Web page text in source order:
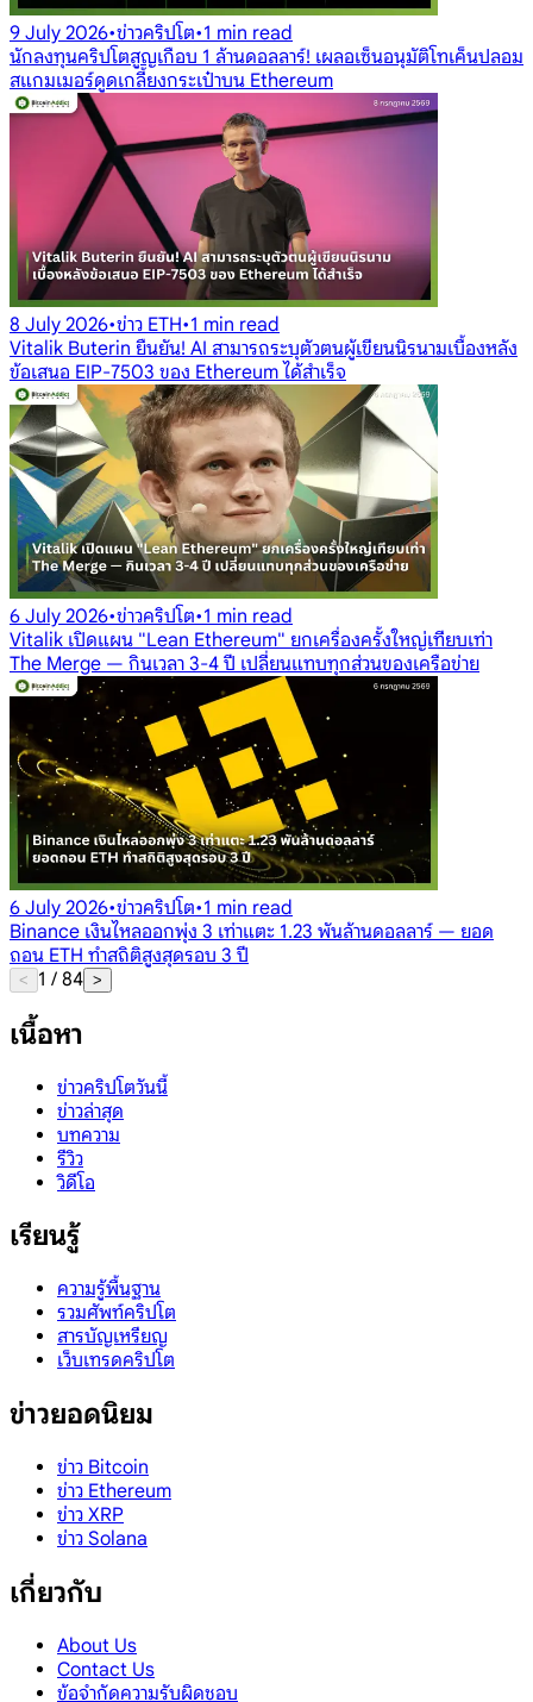
9 July 2026•ข่าวคริปโต•1 min read
นักลงทุนคริปโตสูญเกือบ 1 ล้านดอลลาร์! เผลอเซ็นอนุมัติโทเค็นปลอม
สแกมเมอร์ดูดเกลี้ยงกระเป๋าบน Ethereum
8 July 2026•ข่าว ETH•1 min read
Vitalik Buterin ยืนยัน! AI สามารถระบุตัวตนผู้เขียนนิรนามเบื้องหลัง
ข้อเสนอ EIP-7503 ของ Ethereum ได้สำเร็จ
6 July 2026•ข่าวคริปโต•1 min read
Vitalik เปิดแผน "Lean Ethereum" ยกเครื่องครั้งใหญ่เทียบเท่า
The Merge — กินเวลา 3-4 ปี เปลี่ยนแทบทุกส่วนของเครือข่าย
6 July 2026•ข่าวคริปโต•1 min read
Binance เงินไหลออกพุ่ง 3 เท่าแตะ 1.23 พันล้านดอลลาร์ — ยอด
ถอน ETH ทำสถิติสูงสุดรอบ 3 ปี
< 1 / 84 >
เนื้อหา
ข่าวคริปโตวันนี้
ข่าวล่าสุด
บทความ
รีวิว
วิดีโอ
เรียนรู้
ความรู้พื้นฐาน
รวมศัพท์คริปโต
สารบัญเหรียญ
เว็บเทรดคริปโต
ข่าวยอดนิยม
ข่าว Bitcoin
ข่าว Ethereum
ข่าว XRP
ข่าว Solana
เกี่ยวกับ
About Us
Contact Us
ข้อจำกัดความรับผิดชอบ